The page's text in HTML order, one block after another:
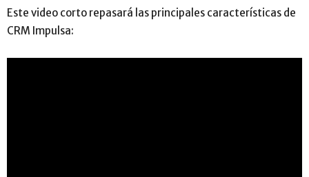
Este video corto repasará las principales características de
CRM Impulsa: